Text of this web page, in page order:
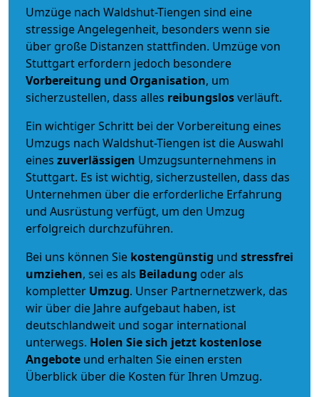
Umzüge nach Waldshut-Tiengen sind eine
stressige Angelegenheit, besonders wenn sie
über große Distanzen stattfinden. Umzüge von
Stuttgart erfordern jedoch besondere
Vorbereitung und Organisation, um
sicherzustellen, dass alles reibungslosverläuft.
Ein wichtiger Schritt bei der Vorbereitung eines
Umzugs nach Waldshut-Tiengen ist die Auswahl
eines zuverlässigen Umzugsunternehmens in
Stuttgart. Es ist wichtig, sicherzustellen, dass das
Unternehmen über die erforderliche Erfahrung
und Ausrüstung verfügt, um den Umzug
erfolgreich durchzuführen.
Bei uns können Sie kostengünstig und stressfrei
umziehen, sei es als Beiladung oder als
kompletter Umzug. Unser Partnernetzwerk, das
wir über die Jahre aufgebaut haben, ist
deutschlandweit und sogar international
unterwegs. Holen Sie sich jetzt kostenlose
Angebote und erhalten Sie einen ersten
Überblick über die Kosten für Ihren Umzug.